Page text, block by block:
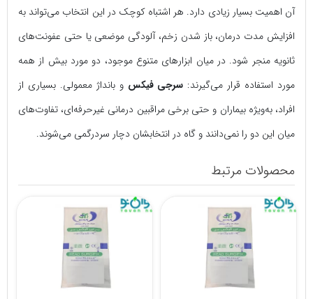
آن اهمیت بسیار زیادی دارد. هر اشتباه کوچک در این انتخاب می‌تواند به
افزایش مدت درمان، باز شدن زخم، آلودگی موضعی یا حتی عفونت‌های
ثانویه منجر شود. در میان ابزارهای متنوع موجود، دو مورد بیش از همه
مورد استفاده قرار می‌گیرند: سرجی‌ فیکس و بانداژ معمولی. بسیاری از
افراد، به‌ویژه بیماران و حتی برخی مراقبین درمانی غیرحرفه‌ای، تفاوت‌های
میان این دو را نمی‌دانند و گاه در انتخابشان دچار سردرگمی می‌شوند.
محصولات مرتبط